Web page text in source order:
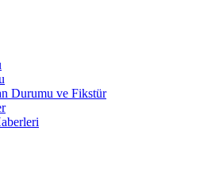
Durumu ve Fikstür